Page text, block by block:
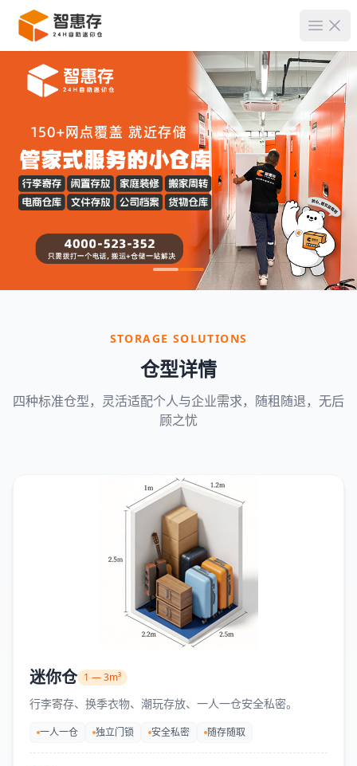
菜单
STORAGE SOLUTIONS
仓型详情
四种标准仓型，灵活适配个人与企业需求，随租随退，无后
顾之忧
迷你仓 1 — 3m³
行李寄存、换季衣物、潮玩存放、一人一仓安全私密。
一人一仓 独立门锁 安全私密 随存随取